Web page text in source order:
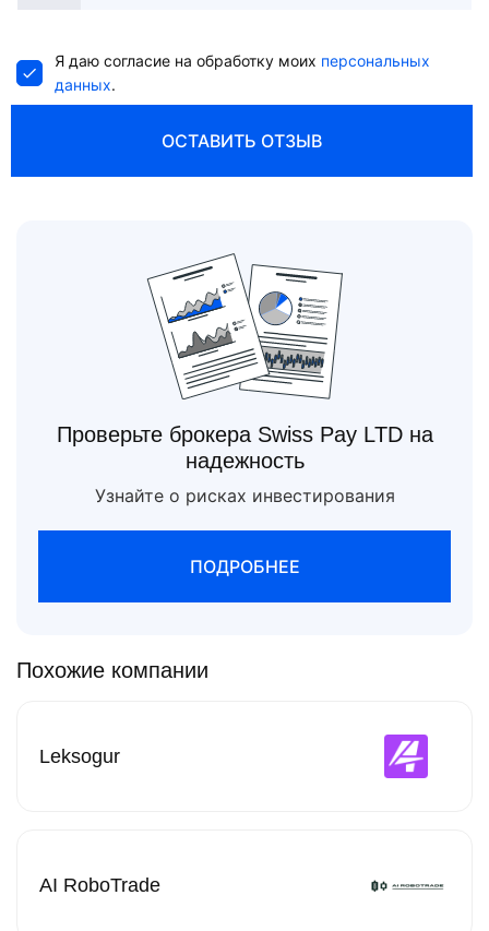
Я даю согласие на обработку моих персональных
данных.
ОСТАВИТЬ ОТЗЫВ
Проверьте брокера Swiss Pay LTD на
надежность
Узнайте о рисках инвестирования
ПОДРОБНЕЕ
Похожие компании
Leksogur
AI RoboTrade